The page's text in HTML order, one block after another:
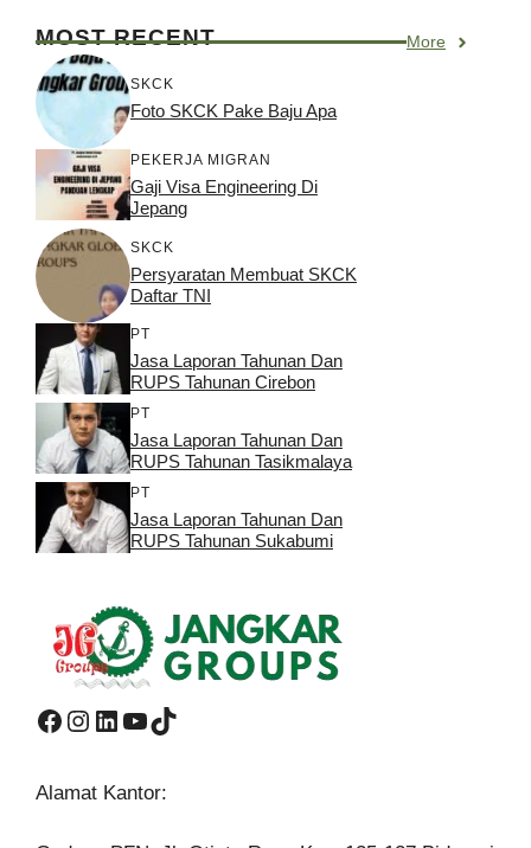
MOST RECENT More
SKCK
Foto SKCK Pake Baju Apa
PEKERJA MIGRAN
Gaji Visa Engineering Di
Jepang
SKCK
Persyaratan Membuat SKCK
Daftar TNI
PT
Jasa Laporan Tahunan Dan
RUPS Tahunan Cirebon
PT
Jasa Laporan Tahunan Dan
RUPS Tahunan Tasikmalaya
PT
Jasa Laporan Tahunan Dan
RUPS Tahunan Sukabumi
Facebook
Instagram
LinkedIn
YouTube
TikTok
Alamat Kantor: